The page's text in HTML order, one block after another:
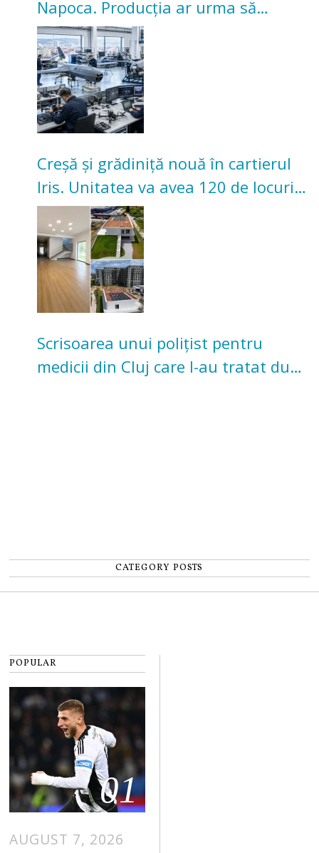
Napoca. Producția ar urma să
înceapă în toamna acestui an
Creșă și grădiniță nouă în cartierul
Iris. Unitatea va avea 120 de locuri
pentru copii
Scrisoarea unui polițist pentru
medicii din Cluj care l-au tratat după
CATEGORY POSTS
POPULAR
01
AUGUST 7, 2026